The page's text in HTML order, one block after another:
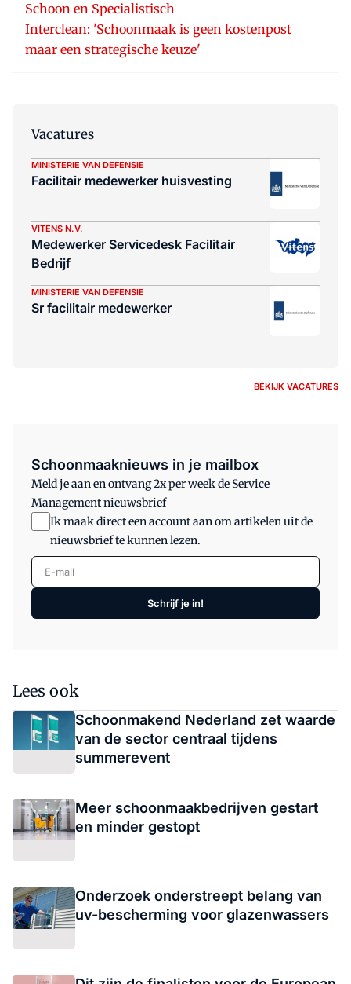
Schoon en Specialistisch
Interclean: 'Schoonmaak is geen kostenpost
maar een strategische keuze'
Vacatures
MINISTERIE VAN DEFENSIE
Facilitair medewerker huisvesting
VITENS N.V.
Medewerker Servicedesk Facilitair
Bedrijf
MINISTERIE VAN DEFENSIE
Sr facilitair medewerker
BEKIJK VACATURES
Schoonmaaknieuws in je mailbox
Meld je aan en ontvang 2x per week de Service
Management nieuwsbrief
Ik maak direct een account aan om artikelen uit de
nieuwsbrief te kunnen lezen.
E-mail
Schrijf je in!
Lees ook
Schoonmakend Nederland zet waarde
van de sector centraal tijdens
summerevent
Meer schoonmaakbedrijven gestart
en minder gestopt
Onderzoek onderstreept belang van
uv-bescherming voor glazenwassers